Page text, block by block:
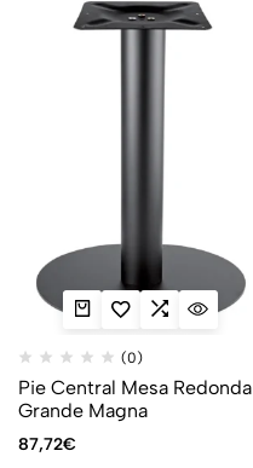
(0)
Pie Central Mesa Redonda
Grande Magna
87,72€